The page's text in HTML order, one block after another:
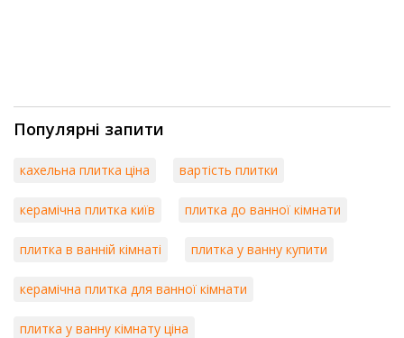
Популярні запити
кахельна плитка ціна вартість плитки
керамічна плитка київ плитка до ванної кімнати
плитка в ванній кімнаті плитка у ванну купити
керамічна плитка для ванної кімнати
плитка у ванну кімнату ціна